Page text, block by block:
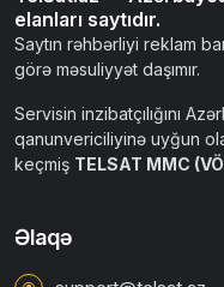
elanları saytıdır.
Saytın rəhbərliyi reklam
görə məsuliyyət daşımır.
Servisin inzibatçılığını
qanunvericiliyinə uyğun
keçmiş TELSAT MMC
Əlaqə